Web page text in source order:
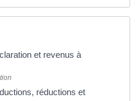
et revenus à
réductions et